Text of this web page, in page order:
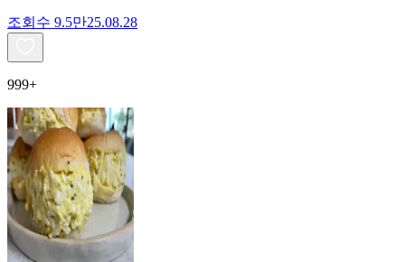
조회수 9.5만25.08.28
999+